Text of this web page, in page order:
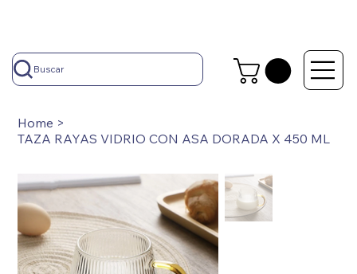
Buscar
Home >
TAZA RAYAS VIDRIO CON ASA DORADA X 450 ML